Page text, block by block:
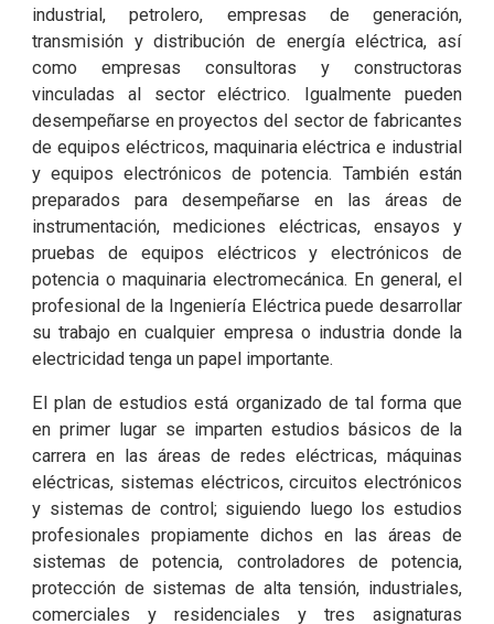
industrial, petrolero, empresas de generación,
transmisión y distribución de energía eléctrica, así
como empresas consultoras y constructoras
vinculadas al sector eléctrico. Igualmente pueden
desempeñarse en proyectos del sector de fabricantes
de equipos eléctricos, maquinaria eléctrica e industrial
y equipos electrónicos de potencia. También están
preparados para desempeñarse en las áreas de
instrumentación, mediciones eléctricas, ensayos y
pruebas de equipos eléctricos y electrónicos de
potencia o maquinaria electromecánica. En general, el
profesional de la Ingeniería Eléctrica puede desarrollar
su trabajo en cualquier empresa o industria donde la
electricidad tenga un papel importante.
El plan de estudios está organizado de tal forma que
en primer lugar se imparten estudios básicos de la
carrera en las áreas de redes eléctricas, máquinas
eléctricas, sistemas eléctricos, circuitos electrónicos
y sistemas de control; siguiendo luego los estudios
profesionales propiamente dichos en las áreas de
sistemas de potencia, controladores de potencia,
protección de sistemas de alta tensión, industriales,
comerciales y residenciales y tres asignaturas